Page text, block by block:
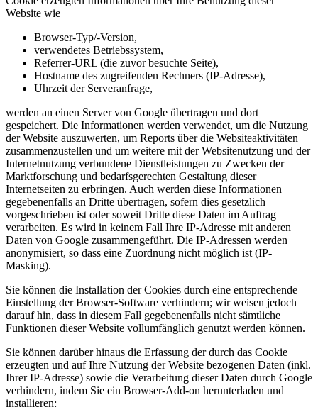
Website wie
Browser-Typ/-Version,
verwendetes Betriebssystem,
Referrer-URL (die zuvor besuchte Seite),
Hostname des zugreifenden Rechners (IP-Adresse),
Uhrzeit der Serveranfrage,
werden an einen Server von Google übertragen und dort
gespeichert. Die Informationen werden verwendet, um die Nutzung
der Website auszuwerten, um Reports über die Websiteaktivitäten
zusammenzustellen und um weitere mit der Websitenutzung und der
Internetnutzung verbundene Dienstleistungen zu Zwecken der
Marktforschung und bedarfsgerechten Gestaltung dieser
Internetseiten zu erbringen. Auch werden diese Informationen
gegebenenfalls an Dritte übertragen, sofern dies gesetzlich
vorgeschrieben ist oder soweit Dritte diese Daten im Auftrag
verarbeiten. Es wird in keinem Fall Ihre IP-Adresse mit anderen
Daten von Google zusammengeführt. Die IP-Adressen werden
anonymisiert, so dass eine Zuordnung nicht möglich ist (IP-
Masking).
Sie können die Installation der Cookies durch eine entsprechende
Einstellung der Browser-Software verhindern; wir weisen jedoch
darauf hin, dass in diesem Fall gegebenenfalls nicht sämtliche
Funktionen dieser Website vollumfänglich genutzt werden können.
Sie können darüber hinaus die Erfassung der durch das Cookie
erzeugten und auf Ihre Nutzung der Website bezogenen Daten (inkl.
Ihrer IP-Adresse) sowie die Verarbeitung dieser Daten durch Google
verhindern, indem Sie ein Browser-Add-on herunterladen und
installieren: